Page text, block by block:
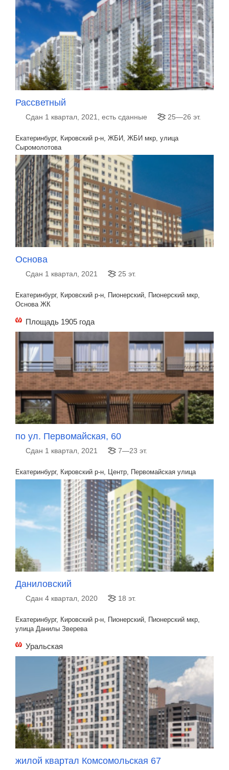
Рассветный
Сдан 1 квартал, 2021, есть сданные 25—26 эт.
Екатеринбург, Кировский р-н, ЖБИ, ЖБИ мкр, улица
Сыромолотова
Основа
Сдан 1 квартал, 2021 25 эт.
Екатеринбург, Кировский р-н, Пионерский, Пионерский мкр,
Основа ЖК
Площадь 1905 года
по ул. Первомайская, 60
Сдан 1 квартал, 2021 7—23 эт.
Екатеринбург, Кировский р-н, Центр, Первомайская улица
Даниловский
Сдан 4 квартал, 2020 18 эт.
Екатеринбург, Кировский р-н, Пионерский, Пионерский мкр,
улица Данилы Зверева
Уральская
жилой квартал Комсомольская 67